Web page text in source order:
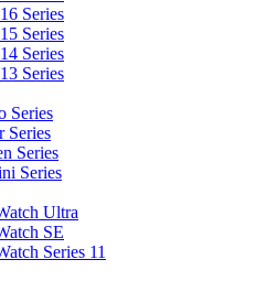
Series
Series
Series
Series
Series
Series
Series
Series
Ultra
SE
Series 11